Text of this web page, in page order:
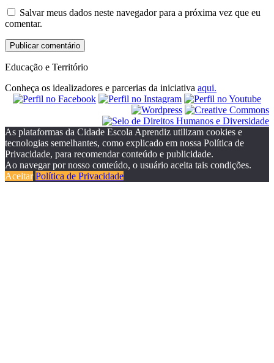
Salvar meus dados neste navegador para a próxima vez que eu
comentar.
Educação e Território
Conheça os idealizadores e parcerias da iniciativa aqui.
As plataformas da Cidade Escola Aprendiz utilizam cookies e
tecnologias semelhantes, como explicado em nossa Política de
Privacidade, para recomendar conteúdo e publicidade.
Ao navegar por nosso conteúdo, o usuário aceita tais condições.
Aceitar Política de Privacidade